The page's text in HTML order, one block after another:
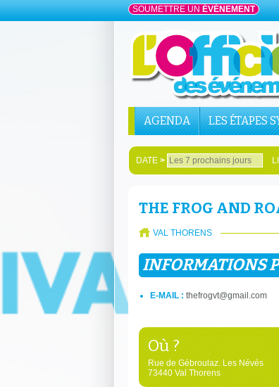
SOUMETTRE UN ÉVÉNEMENT
AGENDA LES ÉTAPES
DATE>
THE FROG AND
VAL THORENS
INFORMATIONS
E-MAIL : thefrogvt@gmail.com
Où ?
Rue de Gébroulaz. Les Névés
73440 Val Thorens